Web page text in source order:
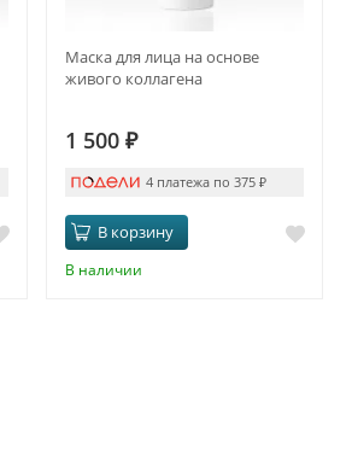
Маска для лица на основе
живого коллагена
1 500 ₽
4 платежа по 375₽
В корзину
В наличии